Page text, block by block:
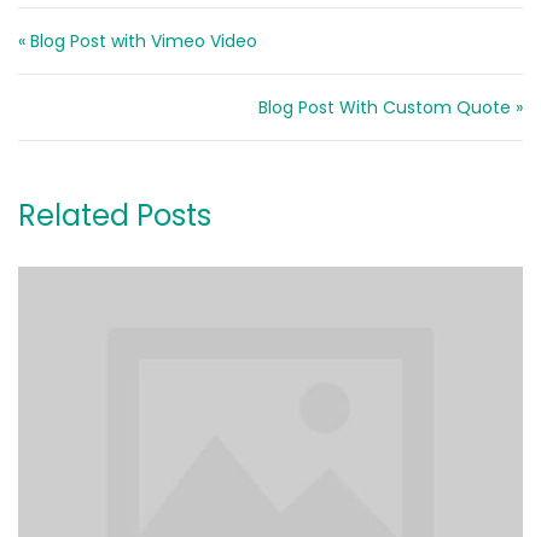
Navigazione articoli
« Blog Post with Vimeo Video
Blog Post With Custom Quote »
Related Posts